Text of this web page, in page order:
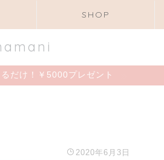
SHOP
だけ！￥5000プレゼント
2020年6月3日